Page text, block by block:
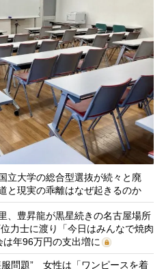
立大学の総合型選抜が続々と廃
と現実の乖離はなぜ起きるのか
、豊昇龍が黒星続きの名古屋場所
力士に渡り「今日はみんなで焼肉
年96万円の支出増に
服問題” 女性は「ワンピースを着